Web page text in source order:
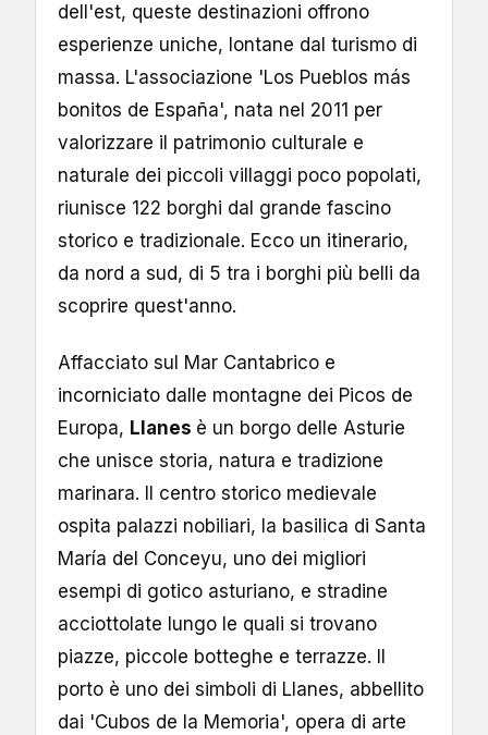
dell'est, queste destinazioni offrono
esperienze uniche, lontane dal turismo di
massa. L'associazione 'Los Pueblos más
bonitos de España', nata nel 2011 per
valorizzare il patrimonio culturale e
naturale dei piccoli villaggi poco popolati,
riunisce 122 borghi dal grande fascino
storico e tradizionale. Ecco un itinerario,
da nord a sud, di 5 tra i borghi più belli da
scoprire quest'anno.
Affacciato sul Mar Cantabrico e
incorniciato dalle montagne dei Picos de
Europa, Llanes è un borgo delle Asturie
che unisce storia, natura e tradizione
marinara. Il centro storico medievale
ospita palazzi nobiliari, la basilica di Santa
María del Conceyu, uno dei migliori
esempi di gotico asturiano, e stradine
acciottolate lungo le quali si trovano
piazze, piccole botteghe e terrazze. Il
porto è uno dei simboli di Llanes, abbellito
dai 'Cubos de la Memoria', opera di arte